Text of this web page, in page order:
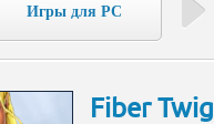
Игры для PC
Fiber Twig